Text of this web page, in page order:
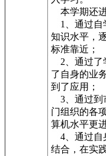
本学期还
1、通过自
知识水平，
标准靠近；
2、通过了
了自身的业
到了应用；
3、通过到
门组织的各
算机水平更
4、通过自
结合，在实